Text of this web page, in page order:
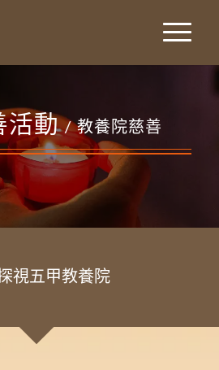
活動/ 教養院慈善
視五甲教養院